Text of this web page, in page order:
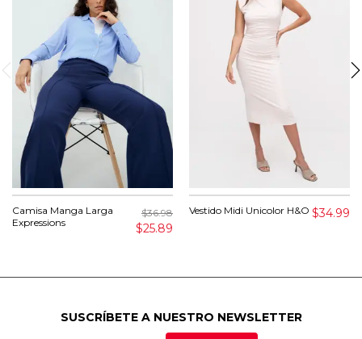
Camisa Manga Larga
Expressions
$36.98
$25.89
Vestido Midi Unicolor H&O $34.99
SUSCRÍBETE A NUESTRO NEWSLETTER